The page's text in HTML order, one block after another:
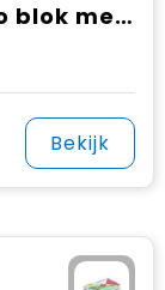
Gerecycled papieren memo blok met harde kaft (EU‑productie)
Bekijk